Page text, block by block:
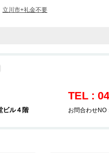
立川市+礼金不要
ビル４階
TEL :
お問合わせNO